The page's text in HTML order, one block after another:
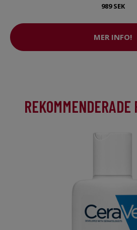
989 SEK
MER INFO!
REKOMMENDERADE